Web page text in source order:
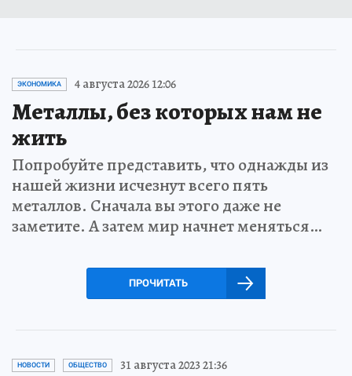
ЭКОНОМИКА 4 августа 2026 12:06
Металлы, без которых нам не
жить
Попробуйте представить, что однажды из
нашей жизни исчезнут всего пять
металлов. Сначала вы этого даже не
заметите. А затем мир начнет меняться…
ПРОЧИТАТЬ
НОВОСТИ ОБЩЕСТВО 31 августа 2023 21:36